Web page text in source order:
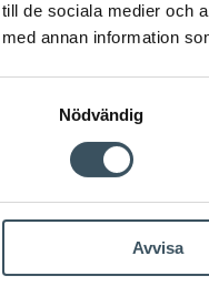
till de sociala medier och
med annan information
Nödvändig
Avvisa